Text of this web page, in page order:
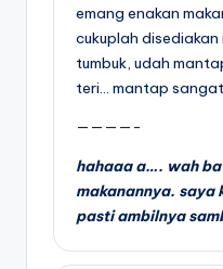
emang enakan
cukuplah disediakan
tumbuk, udah
teri… mantap
————-
hahaaa a…. wah
makanannya. saya
pasti ambilnya